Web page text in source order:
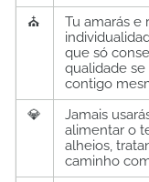
⛪
Tu amarás e
que só
qualidade
contigo
💎
Jamais
alimentar o
alheios,
caminho